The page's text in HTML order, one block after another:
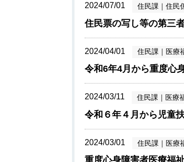
2024/07/01 住民課 ｜ 住民
住民票の写し等の第三
2024/04/01 住民課｜ 医療
令和6年4月から重度心
2024/03/11 住民課 ｜ 医療
令和６年４月から児童
2024/03/01 住民課 ｜ 医療